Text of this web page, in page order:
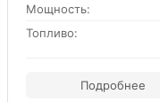
Мощность:
Топливо:
Подробнее